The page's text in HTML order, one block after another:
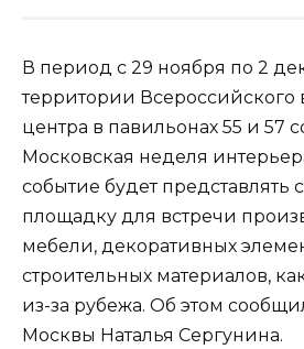
В период с 29 ноября по 2
территории Всероссийского
центра в павильонах 55 и 57
Московская неделя
событие будет представлять
площадку для встречи
мебели, декоративных
строительных материалов,
из-за рубежа. Об этом
Москвы Наталья Сергунина.